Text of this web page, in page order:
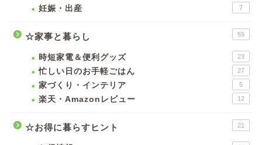
妊娠・出産 7
☆家事と暮らし 59
時短家電＆便利グッズ 23
忙しい日のお手軽ごはん 27
家づくり・インテリア 5
楽天・Amazonレビュー 12
☆お得に暮らすヒント 21